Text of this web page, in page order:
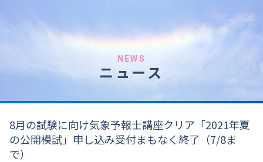
NEWS
ニュース
8月の試験に向け気象予報士講座クリア「2021年夏
の公開模試」申し込み受付まもなく終了（7/8ま
で）